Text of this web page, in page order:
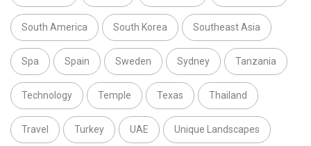
South America South Korea Southeast Asia
Spa Spain Sweden Sydney Tanzania
Technology Temple Texas Thailand
Travel Turkey UAE Unique Landscapes